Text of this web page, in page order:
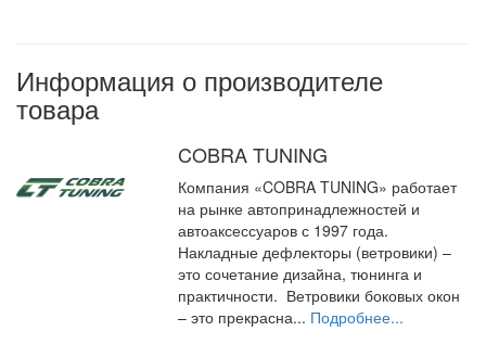
Информация о производителе
товара
COBRA TUNING
Компания «COBRA TUNING» работает
на рынке автопринадлежностей и
автоаксессуаров с 1997 года.
Накладные дефлекторы (ветровики) –
это сочетание дизайна, тюнинга и
практичности. Ветровики боковых окон
– это прекрасна... Подробнее...